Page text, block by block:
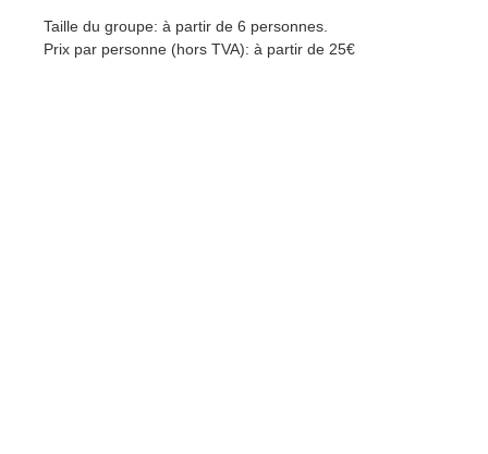
Taille du groupe: à partir de 6 personnes.
Prix par personne (hors TVA): à partir de 25€